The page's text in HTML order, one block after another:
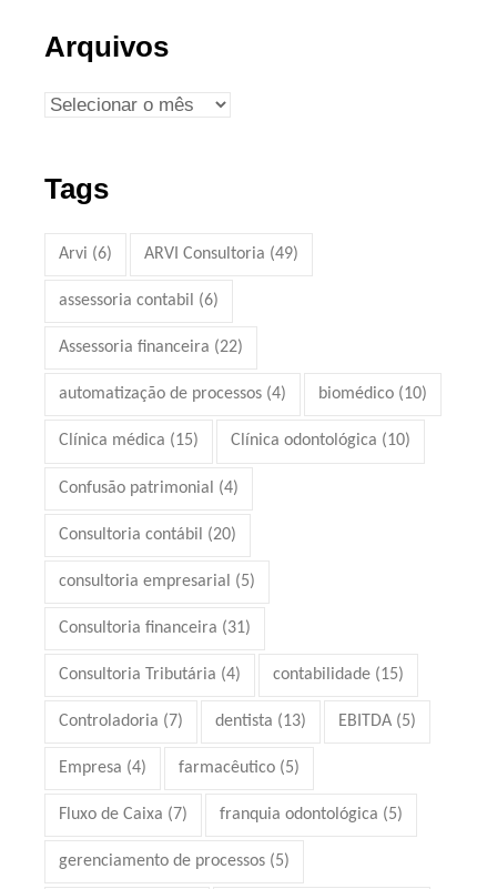
Arquivos
Tags
Arvi (6) ARVI Consultoria (49)
assessoria contabil (6)
Assessoria financeira (22)
automatização de processos (4) biomédico (10)
Clínica médica (15) Clínica odontológica (10)
Confusão patrimonial (4)
Consultoria contábil (20)
consultoria empresarial (5)
Consultoria financeira (31)
Consultoria Tributária (4) contabilidade (15)
Controladoria (7) dentista (13) EBITDA (5)
Empresa (4) farmacêutico (5)
Fluxo de Caixa (7) franquia odontológica (5)
gerenciamento de processos (5)